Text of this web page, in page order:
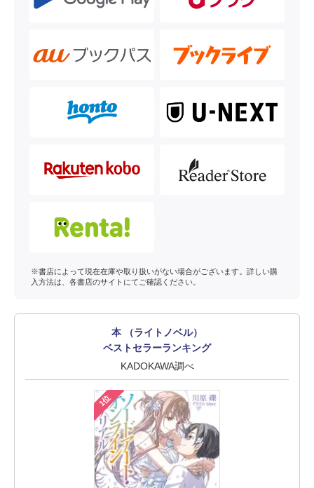
※書店によって現在在庫や取り扱いがない場合がございます。詳しい購
入方法は、各書店のサイトにてご確認ください。
本 （ライトノベル）
ベストセラーランキング
KADOKAWA調べ
1位